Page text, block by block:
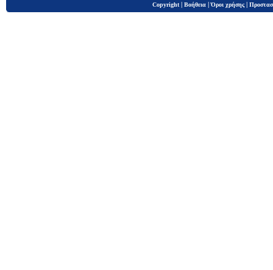
Copyright | Βοήθεια |Όροι χρήσης |